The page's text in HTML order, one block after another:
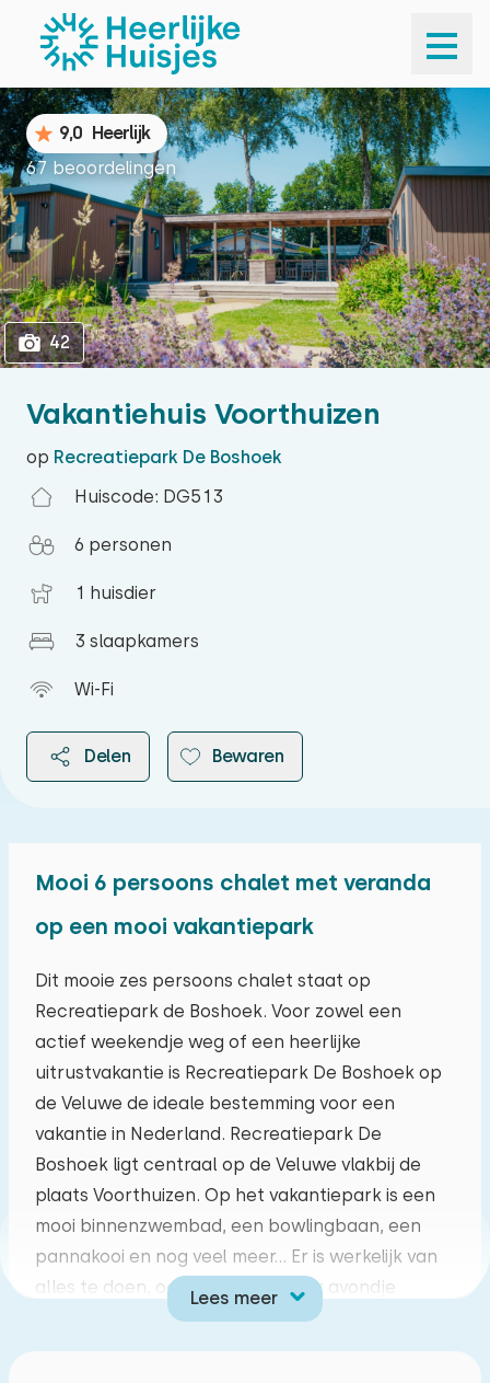
1
Vakantiehuis Voorthuizen
op Recreatiepark De Boshoek
Huiscode: DG513
6 personen
1 huisdier
3 slaapkamers
Wi-Fi
Delen Bewaren
9,0 Heerlijk
67 beoordelingen
42
Mooi 6 persoons chalet met veranda
op een mooi vakantiepark
Dit mooie zes persoons chalet staat op
Recreatiepark de Boshoek. Voor zowel een
actief weekendje weg of een heerlijke
uitrustvakantie is Recreatiepark De Boshoek op
de Veluwe de ideale bestemming voor een
vakantie in Nederland. Recreatiepark De
Boshoek ligt centraal op de Veluwe vlakbij de
plaats Voorthuizen. Op het vakantiepark is een
mooi binnenzwembad, een bowlingbaan, een
pannakooi en nog veel meer... Er is werkelijk van
alles te doen, ook voor een lekker avondje
restaurant of even heerlijk 'terrassen' kun je
gewoon op het park blijven. Wil je de natuur in?
Lees meer
augustus 2026
ma di wo do vr za
27 28 29 30 31 01 02
03 04 05 06 07 08
10 11 12 13 14 15 16
17 18 19 20 21 22 23